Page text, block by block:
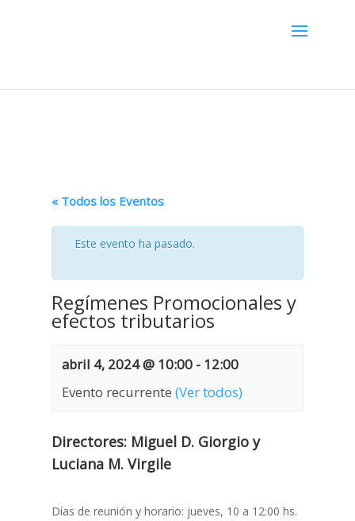
« Todos los Eventos
Este evento ha pasado.
Regímenes Promocionales y
efectos tributarios
abril 4, 2024 @ 10:00- 12:00
Evento recurrente (Ver todos)
Directores: Miguel D. Giorgio y
Luciana M. Virgile
Días de reunión y horario: jueves, 10 a 12:00 hs.